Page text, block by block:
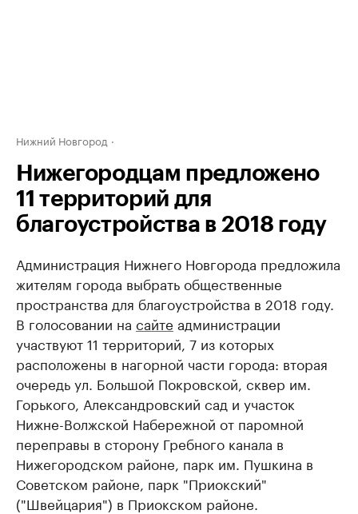
Нижний Новгород
Нижегородцам предложено
11 территорий для
благоустройства в 2018 году
Администрация Нижнего Новгорода предложила
жителям города выбрать общественные
пространства для благоустройства в 2018 году.
В голосовании на сайте администрации
участвуют 11 территорий, 7 из которых
расположены в нагорной части города: вторая
очередь ул. Большой Покровской, сквер им.
Горького, Александровский сад и участок
Нижне-Волжской Набережной от паромной
переправы в сторону Гребного канала в
Нижегородском районе, парк им. Пушкина в
Советском районе, парк "Приокский"
("Швейцария") в Приокском районе.